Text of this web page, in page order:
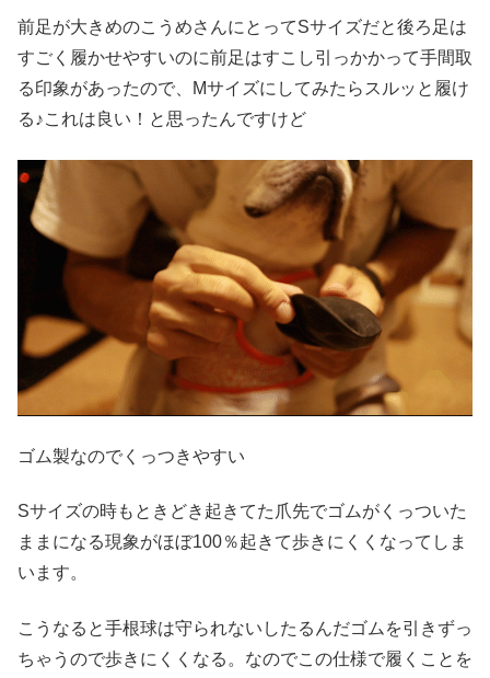
前足が大きめのこうめさんにとってSサイズだと後ろ足は
すごく履かせやすいのに前足はすこし引っかかって手間取
る印象があったので、Mサイズにしてみたらスルッと履け
る♪これは良い！と思ったんですけど
ゴム製なのでくっつきやすい
Sサイズの時もときどき起きてた爪先でゴムがくっついた
ままになる現象がほぼ100％起きて歩きにくくなってしま
います。
こうなると手根球は守られないしたるんだゴムを引きずっ
ちゃうので歩きにくくなる。なのでこの仕様で履くことを